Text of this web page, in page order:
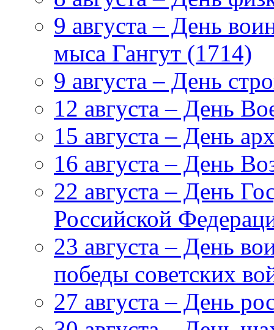
9 августа – День
мыса Гангут (1714)
9 августа – День
12 августа – День
15 августа – День
16 августа – День
22 августа – День
Российской
23 августа – День
победы советских
27 августа – День